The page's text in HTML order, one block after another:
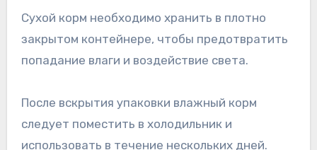
Сухой корм необходимо хранить в плотно
закрытом контейнере, чтобы предотвратить
попадание влаги и воздействие света.
После вскрытия упаковки влажный корм
следует поместить в холодильник и
использовать в течение нескольких дней.